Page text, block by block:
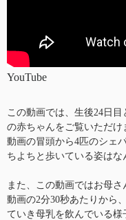
YouTube
この動画では、生後24日
の赤ちゃんをご覧いただけ
動画の冒頭から4匹のシェ
ちよちと歩いている姿はな
また、この動画ではお母さ
動画の2分30秒あたりから
ていき母乳を飲んでいる様